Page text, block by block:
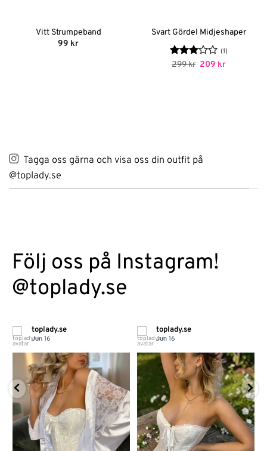
Vitt Strumpeband
99 kr
Svart Gördel Midjeshaper
Betygsatt
(1)
299kr Det
209 krDet
Tagga oss gärna och visa oss din outfit på
@toplady.se
Följ oss på Instagram!
@toplady.se
toplady.se
Jun 16
toplady.se
Jun 16